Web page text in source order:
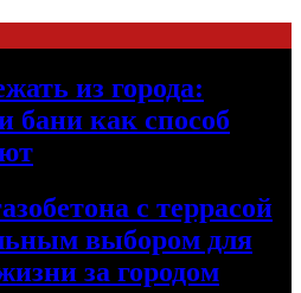
из города:
бани как способ
с террасой
выбором для
за городом